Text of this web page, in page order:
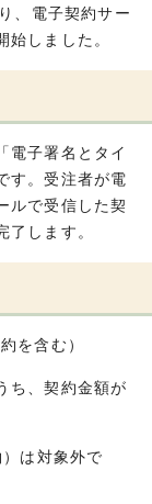
、電子契約サー
始しました。
電子署名とタイ
す。受注者が電
ルで受信した契
了します。
を含む）
ち、契約金額が
は対象外で